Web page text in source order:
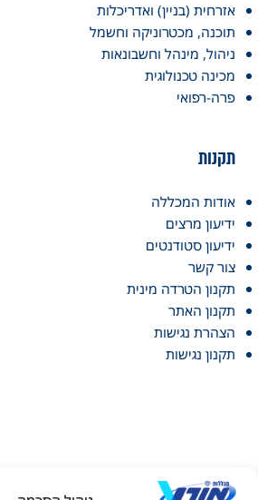
אזרחית (בניין) ואדריכלות
תוכנה, מכטרוניקה וחשמל
ניהול, מינהל וחשבונאות
מכינה טכנולוגית
פרה-רפואי
תקנות
אודות המכללה
ידיעון מרצים
ידיעון סטודנטים
צור קשר
תקנון הטרדה מינית
תקנון האתר
הצהרת נגישות
תקנון נגישות